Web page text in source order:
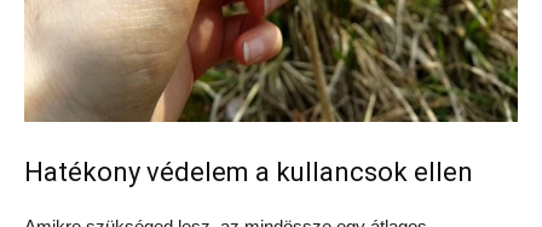
Hatékony védelem a kullancsok ellen